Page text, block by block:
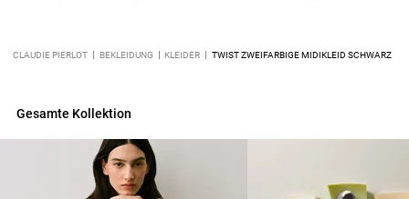
CLAUDIE PIERLOT BEKLEIDUNG KLEIDER TWIST ZWEIFARBIGE MIDIKLEID SCHWARZ
Gesamte Kollektion